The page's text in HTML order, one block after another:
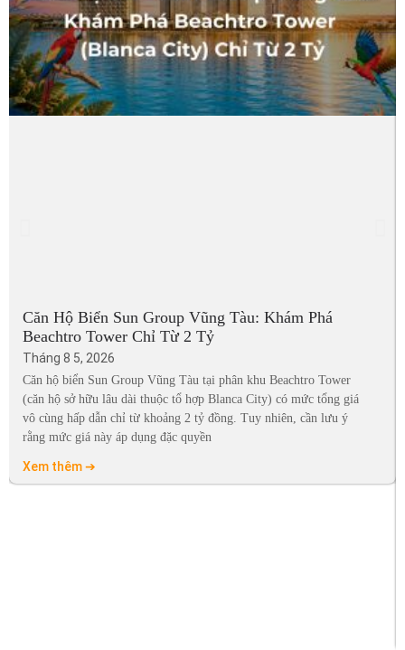
Căn Hộ Biển Sun Group Vũng Tàu: Khám Phá
Beachtro Tower Chỉ Từ 2 Tỷ
Tháng 8 5, 2026
Căn hộ biển Sun Group Vũng Tàu tại phân khu Beachtro Tower
(căn hộ sở hữu lâu dài thuộc tổ hợp Blanca City) có mức tổng giá
vô cùng hấp dẫn chỉ từ khoảng 2 tỷ đồng. Tuy nhiên, cần lưu ý
rằng mức giá này áp dụng đặc quyền
Xem thêm ➔